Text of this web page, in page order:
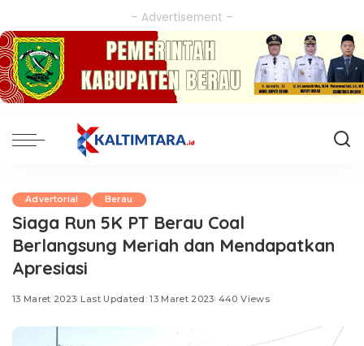
– Advertisement –
Advertorial Berau
Siaga Run 5K PT Berau Coal
Berlangsung Meriah dan Mendapatkan
Apresiasi
13 Maret 2023 Last Updated: 13 Maret 2023 440 Views